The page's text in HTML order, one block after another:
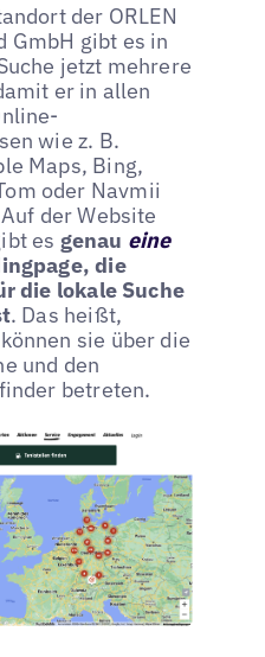
der ORLEN
GmbH gibt es in
jetzt mehrere
er in allen
wie z. B.
Maps, Bing,
oder Navmii
der Website
es genau eine
die
die lokale Suche
. Das heißt,
sie über die
und den
betreten.